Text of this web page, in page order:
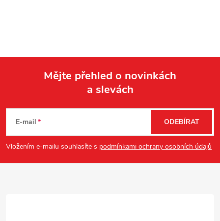
p
a
Mějte přehled o novinkách
a slevách
E-mail
Vložením e-mailu souhlasíte s podmínkami ochrany osobních údajů
ODEBÍRAT